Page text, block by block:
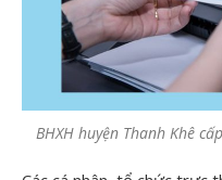
BHXH huyện Thanh Khê